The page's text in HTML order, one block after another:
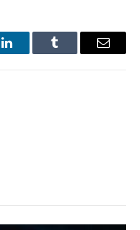
LinkedInTumblr Email